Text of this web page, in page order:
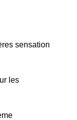
sensation
les